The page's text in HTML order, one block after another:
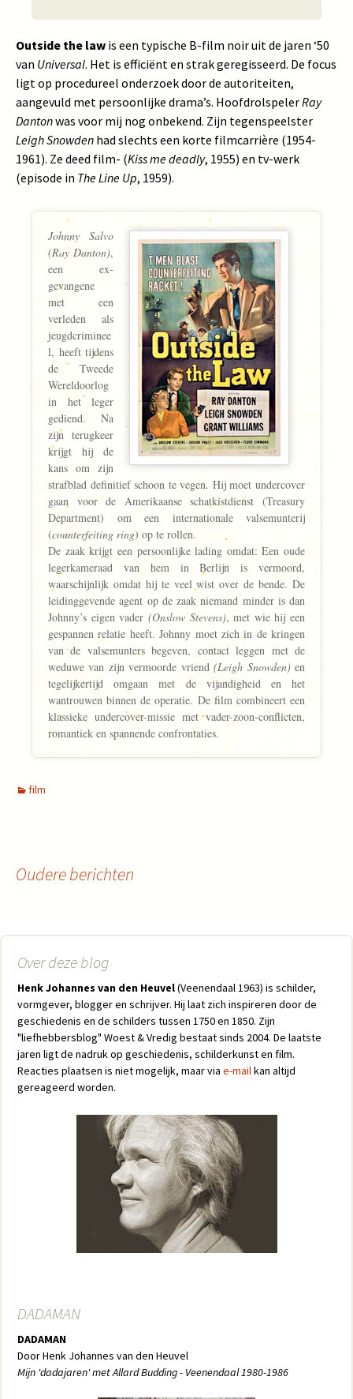
Outside the law is een typische B-film noir uit de jaren ‘50
van Universal. Het is efficiënt en strak geregisseerd. De focus
ligt op procedureel onderzoek door de autoriteiten,
aangevuld met persoonlijke drama’s. HoofdrolspelerRay
Dantonwas voor mij nog onbekend. Zijn tegenspeelster
Leigh Snowden had slechts een korte filmcarrière (1954-
1961). Ze deed film- (Kiss me deadly, 1955) en tv-werk
(episode in The Line Up, 1959).
Johnny Salvo
(Ray Danton),
een ex-
gevangene
met een
verleden als
jeugdcriminee
l, heeft tijdens
de Tweede
Wereldoorlog
in het leger
gediend. Na
zijn terugkeer
krijgt hij de
kans om zijn
strafblad definitief schoon te vegen. Hij moet undercover
gaan voor de Amerikaanse schatkistdienst (Treasury
Department) om een internationale valsemunterij
(counterfeiting ring) op te rollen.
De zaak krijgt een persoonlijke lading omdat: Een oude
legerkameraad van hem in Berlijn is vermoord,
waarschijnlijk omdat hij te veel wist over de bende. De
leidinggevende agent op de zaak niemand minder is dan
Johnny’s eigen vader (Onslow Stevens), met wie hij een
gespannen relatie heeft. Johnny moet zich in de kringen
van de valsemunters begeven, contact leggen met de
weduwe van zijn vermoorde vriend(Leigh Snowden) en
tegelijkertijd omgaan met de vijandigheid en het
wantrouwen binnen de operatie. De film combineert een
klassieke undercover-missie met vader-zoon-conflicten,
romantiek en spannende confrontaties.
film
Oudere berichten
Over deze blog
Henk Johannes van den Heuvel(Veenendaal 1963) is schilder,
vormgever, blogger en schrijver. Hij laat zich inspireren door de
geschiedenis en de schilders tussen 1750 en 1850. Zijn
"liefhebbersblog" Woest & Vredig bestaat sinds 2004. De laatste
jaren ligt de nadruk op geschiedenis, schilderkunst en film.
Reacties plaatsen is niet mogelijk, maar via e-mail kan altijd
gereageerd worden.
DADAMAN
DADAMAN
Door Henk Johannes van den Heuvel
Mijn 'dadajaren' met Allard Budding - Veenendaal 1980-1986